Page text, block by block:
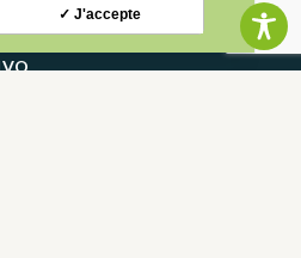
✓ J'accepte